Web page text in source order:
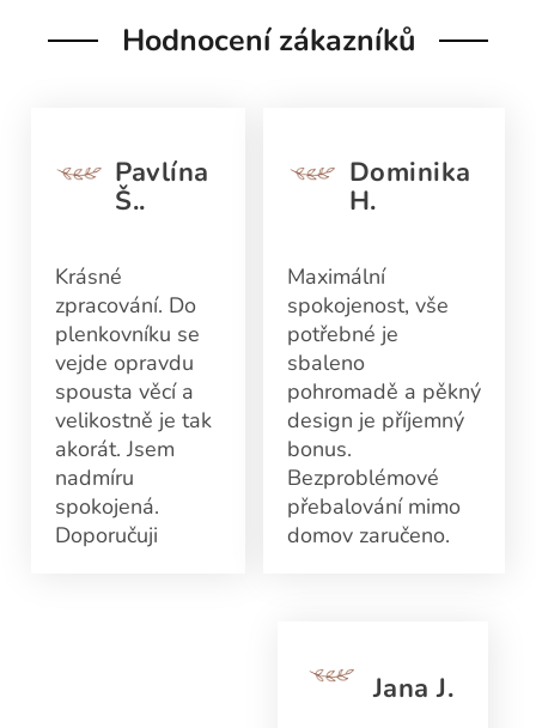
Hodnocení zákazníků
Pavlína
Š..
Krásné
zpracování. Do
plenkovníku se
vejde opravdu
spousta věcí a
velikostně je tak
akorát. Jsem
nadmíru
spokojená.
Doporučuji
Dominika
H.
Maximální
spokojenost, vše
potřebné je
sbaleno
pohromadě a pěkný
design je příjemný
bonus.
Bezproblémové
přebalování mimo
domov zaručeno.
Jana J.